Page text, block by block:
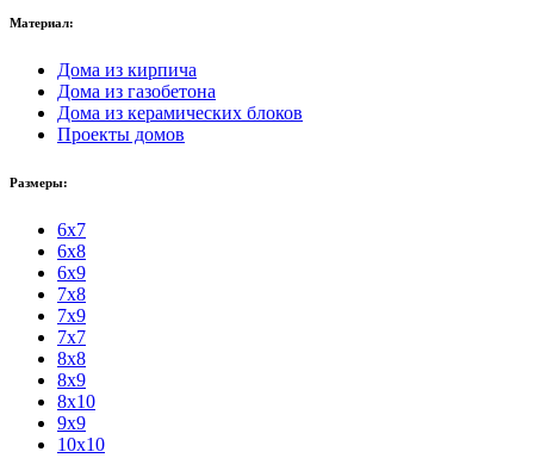
Материал:
Дома из кирпича
Дома из газобетона
Дома из керамических блоков
Проекты домов
Размеры:
6x7
6x8
6x9
7x8
7x9
7x7
8x8
8x9
8x10
9x9
10x10